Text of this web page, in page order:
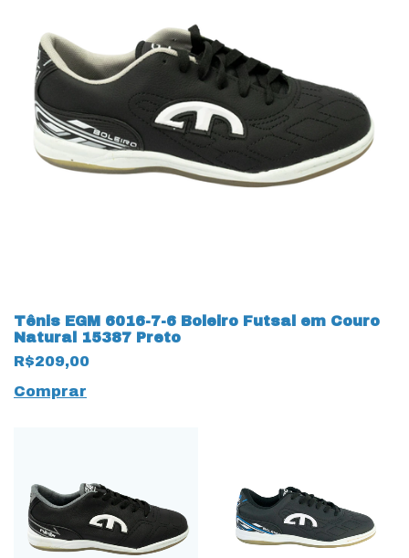
Tênis EGM 6016-7-6 Boleiro Futsal em Couro
Natural 15387 Preto
R$209,00
Comprar